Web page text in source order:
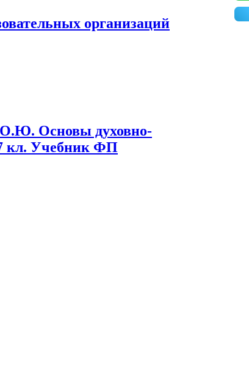
организаций
Основы духовно-
кл. Учебник ФП